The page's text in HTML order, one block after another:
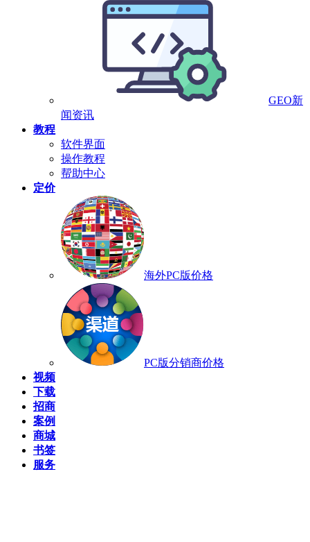
GEO新
闻资讯
教程
软件界面
操作教程
帮助中心
定价
海外PC版价格
PC版分销商价格
视频
下载
招商
案例
商城
书签
服务